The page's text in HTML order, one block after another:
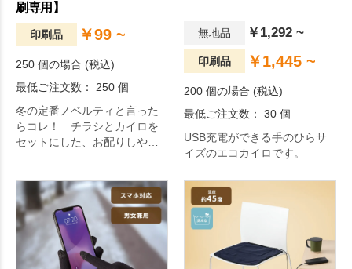
刷専用】
印刷品 ￥99 ~
250 個の場合 (税込)
最低ご注文数： 250 個
冬の定番ノベルティと言った
らコレ！ チラシとカイロを
セットにした、お配りしやす
が持続します。チラシのデザ
インはフルカラーで印刷でき
ますので、街角やイベント会
場で配ってもアピール力はば
っちりです。
無地品 ￥1,292 ~
印刷品 ￥1,445 ~
200 個の場合 (税込)
最低ご注文数： 30 個
USB充電ができる手のひらサ
イズのエコカイロです。